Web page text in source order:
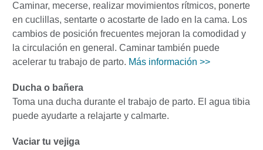
Caminar, mecerse, realizar movimientos rítmicos, ponerte
en cuclillas, sentarte o acostarte de lado en la cama. Los
cambios de posición frecuentes mejoran la comodidad y
la circulación en general. Caminar también puede
acelerar tu trabajo de parto. Más información >>
Ducha o bañera
Toma una ducha durante el trabajo de parto. El agua tibia
puede ayudarte a relajarte y calmarte.
Vaciar tu vejiga